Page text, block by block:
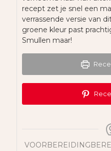
recept zet je snel een
verrassende versie van
groene kleur past
Smullen maar!
VOORBEREIDING